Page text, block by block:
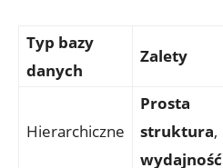
Typ bazy
danych
Zalety
Hierarchiczne
Prosta
struktura,
wydajność